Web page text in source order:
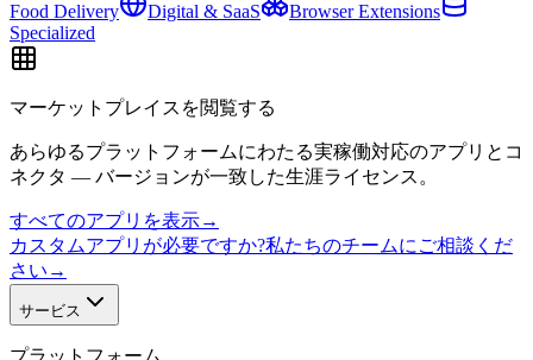
Food Delivery
Digital & SaaS
Browser Extensions
Specialized
マーケットプレイスを閲覧する
あらゆるプラットフォームにわたる実稼働対応のアプリとコ
ネクタ — バージョンが一致した生涯ライセンス。
すべてのアプリを表示→
カスタムアプリが必要ですか?私たちのチームにご相談くだ
さい →
サービス
プラットフォーム